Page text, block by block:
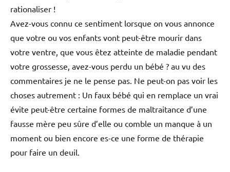
rationaliser !
Avez-vous connu ce sentiment lorsque on vous annonce
que votre ou vos enfants vont peut-être mourir dans
votre ventre, que vous êtez atteinte de maladie pendant
votre grossesse, avez-vous perdu un bébé ? au vu des
commentaires je ne le pense pas. Ne peut-on pas voir les
choses autrement : Un faux bébé qui en remplace un vrai
évite peut-être certaine formes de maltraitance d’une
fausse mère peu sûre d’elle ou comble un manque à un
moment ou bien encore es-ce une forme de thérapie
pour faire un deuil.